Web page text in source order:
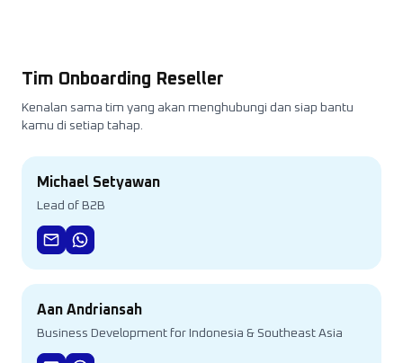
Tim Onboarding Reseller
Kenalan sama tim yang akan menghubungi dan siap bantu
kamu di setiap tahap.
Michael Setyawan
Lead of B2B
Aan Andriansah
Business Development for Indonesia & Southeast Asia